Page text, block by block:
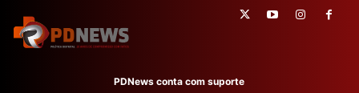
PDNews conta com suporte